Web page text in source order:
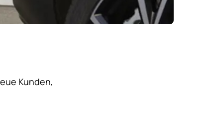
Kunden,